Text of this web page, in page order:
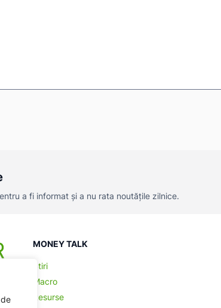
a fi informat și a nu rata noutățile zilnice.
MONEY TALK
Știri
Macro
Resurse